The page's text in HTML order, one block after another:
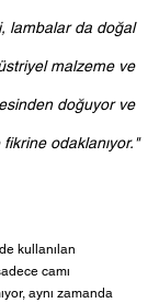
lambalar da doğal
malzeme ve
doğuyor ve
odaklanıyor."
kullanılan
camı
aynı zamanda